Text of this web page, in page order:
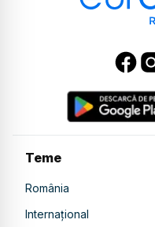
Teme
România
Internațional